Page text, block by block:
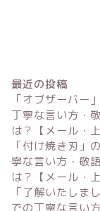
最近の投稿
「オブザーバー
丁寧な言い方・
は？【メール・
「付け焼き刃」
寧な言い方・敬
は？【メール・
「了解いたしま
での丁寧な言い